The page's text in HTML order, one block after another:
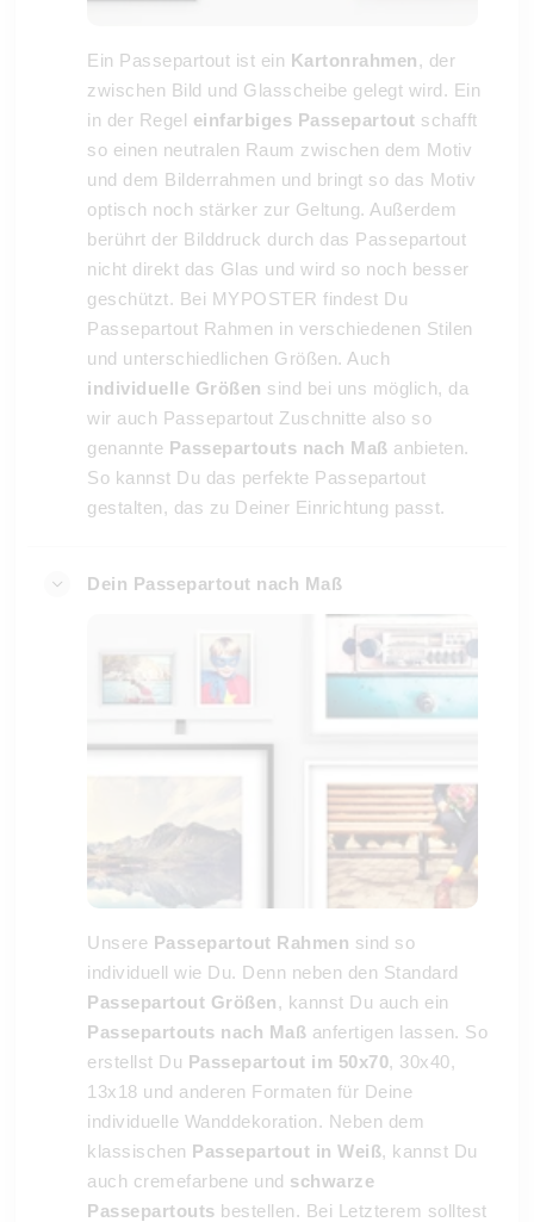
Ein Passepartout ist ein Kartonrahmen, der
zwischen Bild und Glasscheibe gelegt wird. Ein
in der Regel einfarbiges Passepartout schafft
so einen neutralen Raum zwischen dem Motiv
und dem Bilderrahmen und bringt so das Motiv
optisch noch stärker zur Geltung. Außerdem
berührt der Bilddruck durch das Passepartout
nicht direkt das Glas und wird so noch besser
geschützt. Bei MYPOSTER findest Du
Passepartout Rahmen in verschiedenen Stilen
und unterschiedlichen Größen. Auch
individuelle Größen sind bei uns möglich, da
wir auch Passepartout Zuschnitte also so
genannte Passepartouts nach Maß anbieten.
So kannst Du das perfekte Passepartout
gestalten, das zu Deiner Einrichtung passt.
Dein Passepartout nach Maß
Unsere Passepartout Rahmen sind so
individuell wie Du. Denn neben den Standard
Passepartout Größen, kannst Du auch ein
Passepartouts nach Maß anfertigen lassen. So
erstellst Du Passepartout im 50x70, 30x40,
13x18 und anderen Formaten für Deine
individuelle Wanddekoration. Neben dem
klassischen Passepartout in Weiß, kannst Du
auch cremefarbene und schwarze
Passepartouts bestellen. Bei Letzterem solltest